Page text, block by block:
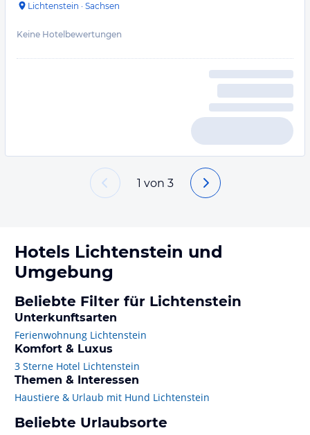
Lichtenstein · Sachsen
Keine Hotelbewertungen
1 von 3
Hotels Lichtenstein und
Umgebung
Beliebte Filter für Lichtenstein
Unterkunftsarten
Ferienwohnung Lichtenstein
Komfort & Luxus
3 Sterne Hotel Lichtenstein
Themen & Interessen
Haustiere & Urlaub mit Hund Lichtenstein
Beliebte Urlaubsorte